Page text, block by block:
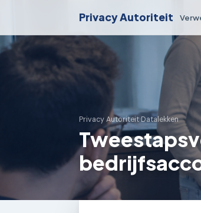
Privacy Autoriteit
Privacy Autoriteit›Datalekken